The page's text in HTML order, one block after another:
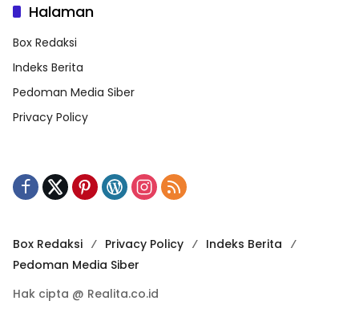
Halaman
Box Redaksi
Indeks Berita
Pedoman Media Siber
Privacy Policy
Box Redaksi Privacy Policy
Indeks Berita
Pedoman Media Siber
Hak cipta @ Realita.co.id